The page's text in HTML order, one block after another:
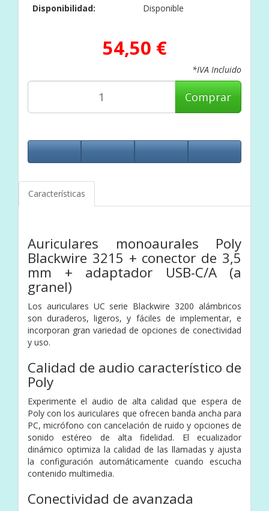
Disponibilidad:
Disponible
54,50 €
*IVA Incluido
Comprar
Características
Auriculares monoaurales Poly
Blackwire 3215 + conector de 3,5
mm + adaptador USB-C/A (a
granel)
Los auriculares UC serie Blackwire 3200 alámbricos
son duraderos, ligeros, y fáciles de implementar, e
incorporan gran variedad de opciones de conectividad
y uso.
Calidad de audio característico de
Poly
Experimente el audio de alta calidad que espera de
Poly con los auriculares que ofrecen banda ancha para
PC, micrófono con cancelación de ruido y opciones de
sonido estéreo de alta fidelidad. El ecualizador
dinámico optimiza la calidad de las llamadas y ajusta
la configuración automáticamente cuando escucha
contenido multimedia.
Conectividad de avanzada